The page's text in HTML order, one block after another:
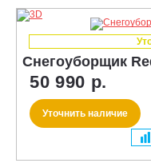
Снегоуборщик
50 990 р.
Уточнить наличие